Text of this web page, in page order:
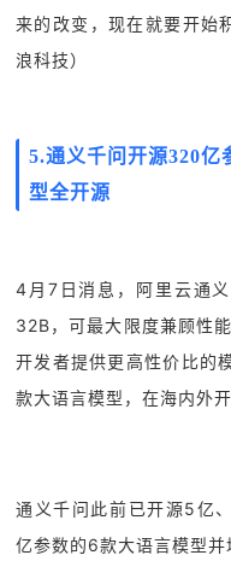
来的改变，现在就要开始
浪科技）
5.通义千问开源320亿
型全开源
4月7日消息，阿里云通
32B，可最大限度兼顾性
开发者提供更高性价比的
款大语言模型，在海内外
通义千问此前已开源5亿
亿参数的6款大语言模型